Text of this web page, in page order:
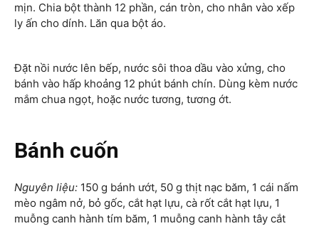
mịn. Chia bột thành 12 phần, cán tròn, cho nhân vào xếp
ly ấn cho dính. Lăn qua bột áo.
Đặt nồi nước lên bếp, nước sôi thoa dầu vào xửng, cho
bánh vào hấp khoảng 12 phút bánh chín. Dùng kèm nước
mắm chua ngọt, hoặc nước tương, tương ớt.
Bánh cuốn
Nguyên liệu: 150 g bánh ướt, 50 g thịt nạc băm, 1 cái nấm
mèo ngâm nở, bỏ gốc, cắt hạt lựu, cà rốt cắt hạt lựu, 1
muỗng canh hành tím băm, 1 muỗng canh hành tây cắt